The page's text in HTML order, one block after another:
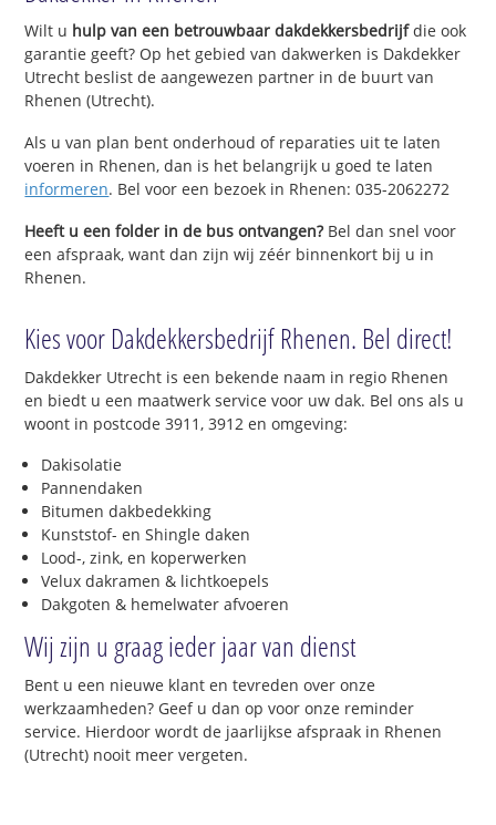
Wilt u hulp van een betrouwbaar dakdekkersbedrijfdie ook
garantie geeft? Op het gebied van dakwerken is Dakdekker
Utrecht beslist de aangewezen partner in de buurt van
Rhenen (Utrecht).
Als u van plan bent onderhoud of reparaties uit te laten
voeren in Rhenen, dan is het belangrijk u goed te laten
informeren. Bel voor een bezoek in Rhenen: 035-2062272
Heeft u een folder in de bus ontvangen?Bel dan snel voor
een afspraak, want dan zijn wij zéér binnenkort bij u in
Rhenen.
Kies voor Dakdekkersbedrijf Rhenen. Bel direct!
Dakdekker Utrecht is een bekende naam in regio Rhenen
en biedt u een maatwerk service voor uw dak. Bel ons als u
woont in postcode 3911, 3912 en omgeving:
Dakisolatie
Pannendaken
Bitumen dakbedekking
Kunststof- en Shingle daken
Lood-, zink, en koperwerken
Velux dakramen & lichtkoepels
Dakgoten & hemelwater afvoeren
Wij zijn u graag ieder jaar van dienst
Bent u een nieuwe klant en tevreden over onze
werkzaamheden? Geef u dan op voor onze reminder
service. Hierdoor wordt de jaarlijkse afspraak in Rhenen
(Utrecht) nooit meer vergeten.